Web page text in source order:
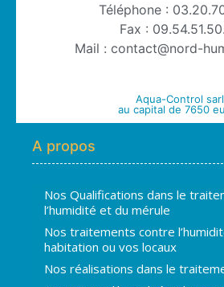
Téléphone :
Fax :
Mail : contact@nord-
Aqua-Control sarl
au capital de 7650
A propos
Nos Qualifications dans le
l’humidité et du mérule
Nos traitements contre
habitation ou vos locaux
Nos réalisations dans le